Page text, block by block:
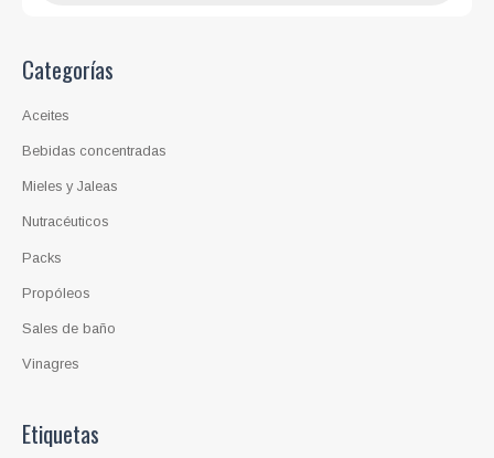
e
p
o
d
c
s
Categorías
Aceites
Bebidas concentradas
Mieles y Jaleas
Nutracéuticos
Packs
Propóleos
Sales de baño
Vinagres
Etiquetas